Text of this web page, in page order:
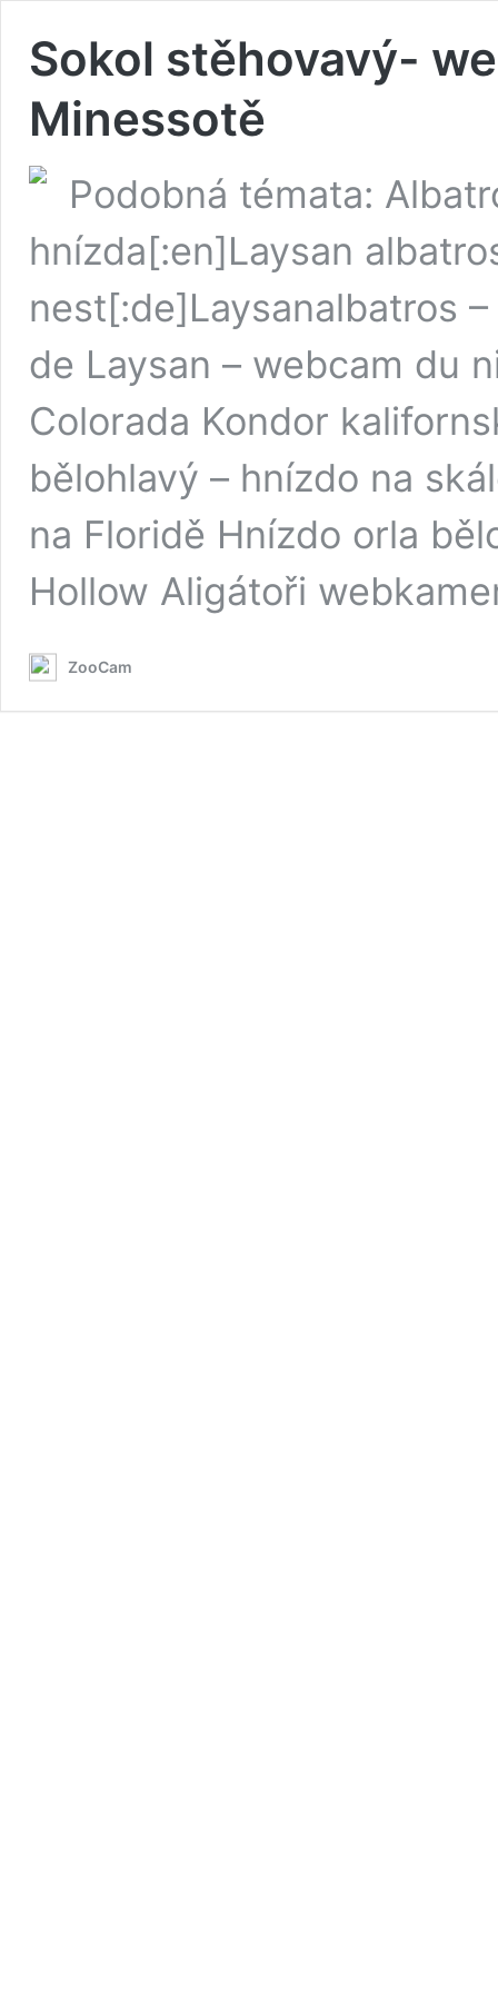
Sokol stěhovavý-
Minessotě
Podobná témata:
hnízda[:en]Laysan
nest[:de]Laysanalbatros
de Laysan – webcam du
Colorada Kondor
bělohlavý – hnízdo na
na Floridě Hnízdo orla
Hollow Aligátoři
ZooCam